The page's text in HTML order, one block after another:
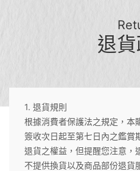
退
1. 退貨規則
根據消費者保護法之規定，本
簽收次日起至第七日內之鑑賞
退貨之權益，但提醒您注意，
不提供換貨以及商品部份退貨